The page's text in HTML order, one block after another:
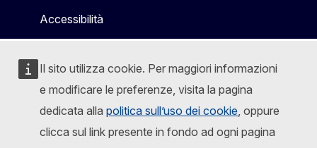
Il sito utilizza cookie. Per maggiori informazioni
e modificare le preferenze, visita la pagina
dedicata alla politica sull’uso dei cookie, oppure
clicca sul link presente in fondo ad ogni pagina
Accessibilità